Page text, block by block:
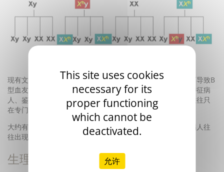
现有文献和利用分子生物学技术已证实存在大量因基因突变而导致B
型血友病发生的病例。分子生物学技术目前被用于诊断典型特征病
人、鉴定携带者和胎儿期的诊断。但是，这些基因学的研究往往只
在专门研究机构中开展。
大约有三分之一的病人往往为基因新发突变引起的，而这些病人往
往出现在一个尚未受到本病威胁的家庭。
生理学方面
This site uses cookies
necessary for its
proper functioning
which cannot be
deactivated.
允许